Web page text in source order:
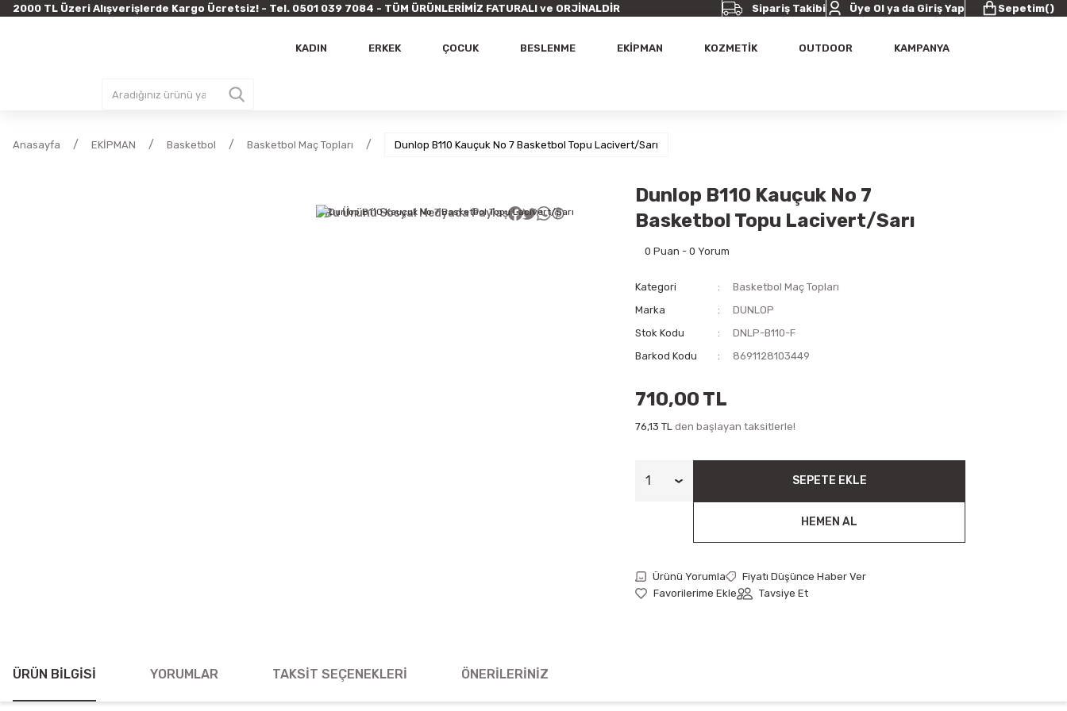
2000 TL Üzeri Alışverişlerde Kargo Ücretsiz! - Tel. 0501 039 7084 - TÜM ÜRÜNLERİMİZ FATURALI ve ORJİNALDİR Sipariş Takibi Üye Ol ya da Giriş Yap Sepetim()
KADIN ERKEK ÇOCUK BESLENME EKİPMAN KOZMETİK OUTDOOR KAMPANYA
Anasayfa EKİPMAN Basketbol Basketbol Maç Topları Dunlop B110 Kauçuk No 7 Basketbol Topu Lacivert/Sarı
Bu Ürünü Sosyal Medyada Paylaş
Dunlop B110 Kauçuk No 7
Basketbol Topu Lacivert/Sarı
0 Puan - 0 Yorum
Kategori
Basketbol Maç Topları
Marka
DUNLOP
Stok Kodu
DNLP-B110-F
Barkod Kodu
8691128103449
710,00 TL
76,13 TL den başlayan taksitlerle!
SEPETE EKLE
HEMEN AL
Ürünü Yorumla
Fiyatı Düşünce Haber Ver
Tavsiye Et
ÜRÜN BILGISI YORUMLAR TAKSIT SEÇENEKLERI ÖNERILERINIZ